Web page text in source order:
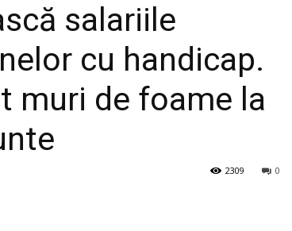
salariile
cu handicap.
muri de foame la
0
2309